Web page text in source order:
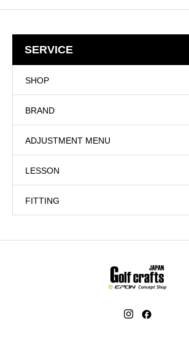
SERVICE
SHOP
BRAND
ADJUSTMENT MENU
LESSON
FITTING